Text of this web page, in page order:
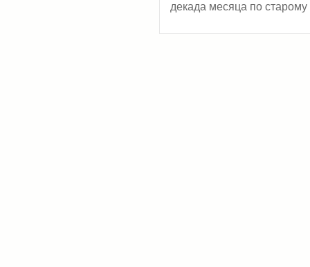
декада месяца по